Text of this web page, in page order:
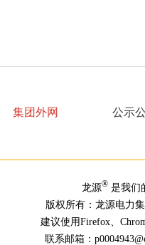
集团外网 公示
龙源®是我们
版权所有：龙源电力
建议使用Firefox、
联系邮箱：